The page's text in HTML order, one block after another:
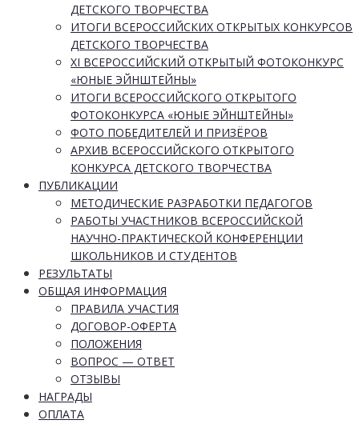
ДЕТСКОГО ТВОРЧЕСТВА
ИТОГИ ВСЕРОССИЙСКИХ ОТКРЫТЫХ КОНКУРСОВ
ДЕТСКОГО ТВОРЧЕСТВА
XI ВСЕРОССИЙСКИЙ ОТКРЫТЫЙ ФОТОКОНКУРС
«ЮНЫЕ ЭЙНШТЕЙНЫ»
ИТОГИ ВСЕРОССИЙСКОГО ОТКРЫТОГО
ФОТОКОНКУРСА «ЮНЫЕ ЭЙНШТЕЙНЫ»
ФОТО ПОБЕДИТЕЛЕЙ И ПРИЗЁРОВ
АРХИВ ВСЕРОССИЙСКОГО ОТКРЫТОГО
КОНКУРСА ДЕТСКОГО ТВОРЧЕСТВА
ПУБЛИКАЦИИ
МЕТОДИЧЕСКИЕ РАЗРАБОТКИ ПЕДАГОГОВ
РАБОТЫ УЧАСТНИКОВ ВСЕРОССИЙСКОЙ
НАУЧНО-ПРАКТИЧЕСКОЙ КОНФЕРЕНЦИИ
ШКОЛЬНИКОВ И СТУДЕНТОВ
РЕЗУЛЬТАТЫ
ОБЩАЯ ИНФОРМАЦИЯ
ПРАВИЛА УЧАСТИЯ
ДОГОВОР-ОФЕРТА
ПОЛОЖЕНИЯ
ВОПРОС — ОТВЕТ
ОТЗЫВЫ
НАГРАДЫ
ОПЛАТА